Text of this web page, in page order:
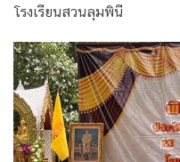
โรงเรียนสวนลุมพินี